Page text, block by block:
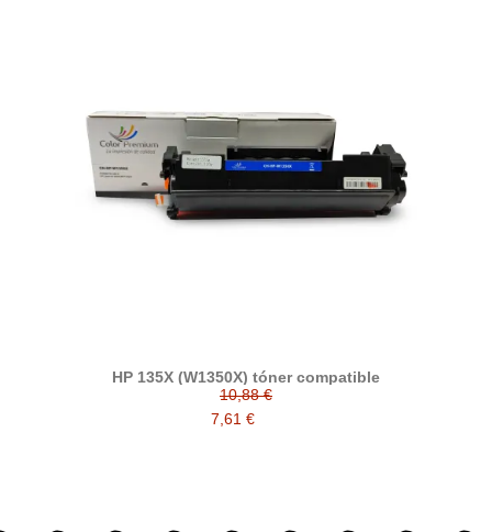
HP 135X (W1350X) tóner compatible
10,88 €
7,61 €